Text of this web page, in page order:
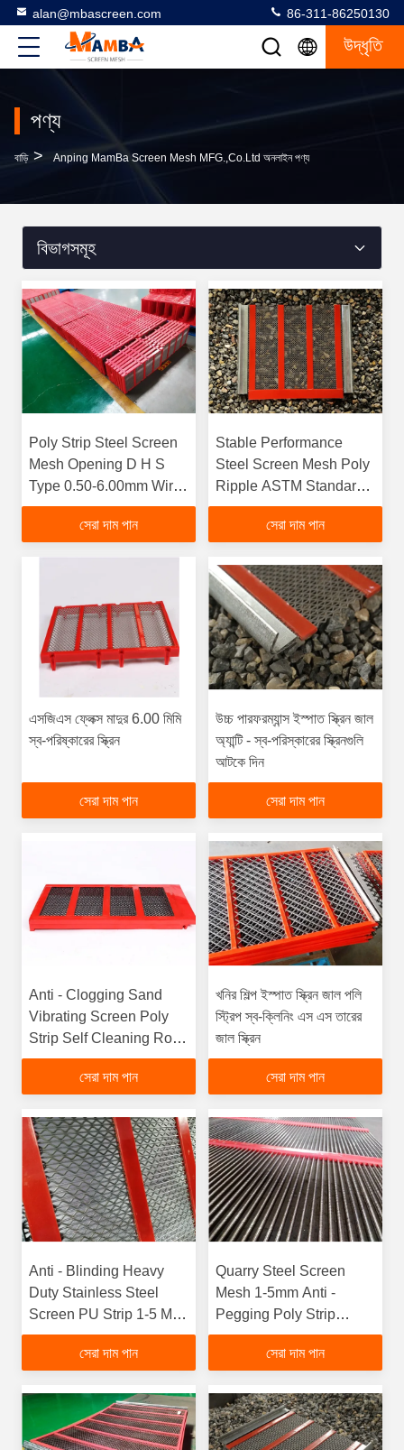
alan@mbascreen.com 86-311-86250130
উদ্ধৃতি
পণ্য
বাড়ি > Anping MamBa Screen Mesh MFG.,Co.Ltd অনলাইন পণ্য
বিভাগসমূহ
Poly Strip Steel Screen
Mesh Opening D H S
Type 0.50-6.00mm Wire
Diameterfunction
gtElInit() {var lib = new
সেরা দাম পান
Stable Performance
Steel Screen Mesh Poly
Ripple ASTM Standard
Easy To Leak
সেরা দাম পান
এসজিএস ফ্লেক্স মাদুর 6.00 মিমি
স্ব-পরিষ্কারের স্ক্রিন
সেরা দাম পান
উচ্চ পারফরম্যান্স ইস্পাত স্ক্রিন জাল
অ্যান্টি - স্ব-পরিস্কারের স্ক্রিনগুলি
আটকে দিন
সেরা দাম পান
Anti - Clogging Sand
Vibrating Screen Poly
Strip Self Cleaning Rock
Shaker Screen
সেরা দাম পান
খনির শিল্প ইস্পাত স্ক্রিন জাল পলি
স্ট্রিপ স্ব-ক্লিনিং এস এস তারের
জাল স্ক্রিন
সেরা দাম পান
Anti - Blinding Heavy
Duty Stainless Steel
Screen PU Strip 1-5 Mm
Accurate Sizing
সেরা দাম পান
Quarry Steel Screen
Mesh 1-5mm Anti -
Pegging Poly Strip
Higher Production Rates
সেরা দাম পান